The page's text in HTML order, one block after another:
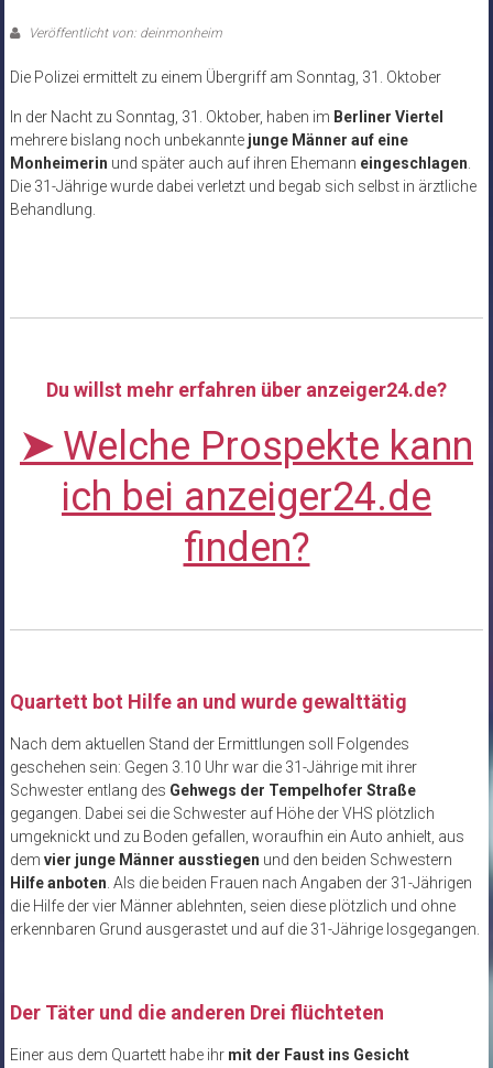
Veröffentlicht von: deinmonheim
Die Polizei ermittelt zu einem Übergriff am Sonntag, 31. Oktober
In der Nacht zu Sonntag, 31. Oktober, haben im Berliner Viertel
mehrere bislang noch unbekannte junge Männer auf eine
Monheimerin und später auch auf ihren Ehemann eingeschlagen
Die 31-Jährige wurde dabei verletzt und begab sich selbst in ärztliche
Behandlung.
Du willst mehr erfahren über anzeiger24.de?
➤ Welche Prospekte kann
ich bei anzeiger24.de
finden?
Quartett bot Hilfe an und wurde gewalttätig
Nach dem aktuellen Stand der Ermittlungen soll Folgendes
geschehen sein: Gegen 3.10 Uhr war die 31-Jährige mit ihrer
Schwester entlang des Gehwegs der Tempelhofer Straße
gegangen. Dabei sei die Schwester auf Höhe der VHS plötzlich
umgeknickt und zu Boden gefallen, woraufhin ein Auto anhielt, aus
dem vier junge Männer ausstiegen und den beiden Schwestern
Hilfe anboten . Als die beiden Frauen nach Angaben der 31-Jährigen
die Hilfe der vier Männer ablehnten, seien diese plötzlich und ohne
erkennbaren Grund ausgerastet und auf die 31-Jährige losgegangen.
Der Täter und die anderen Drei flüchteten
Einer aus dem Quartett habe ihr mit der Faust ins Gesicht